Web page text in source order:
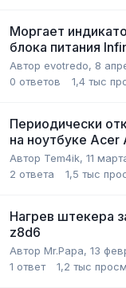
Моргает
блока питания
Автор evotredo, 8
0 ответов 1,4 тыс
Периодически
на ноутбуке Acer
Автор Tem4ik, 11
2 ответа 1,5 тыс
Нагрев штекера
z8d6
Автор Mr.Papa, 13
1 ответ 1,2 тыс